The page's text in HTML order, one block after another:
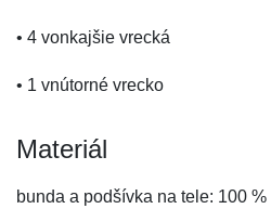
• 4 vonkajšie vrecká
• 1 vnútorné vrecko
Materiál
bunda a podšívka na tele: 100 %